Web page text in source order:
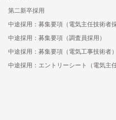
第二新卒採用
中途採用：募集要項（電気主任技術者採
中途採用：募集要項（調査員採用）
中途採用：募集要項（電気工事技術者）
中途採用：エントリーシート（電気主